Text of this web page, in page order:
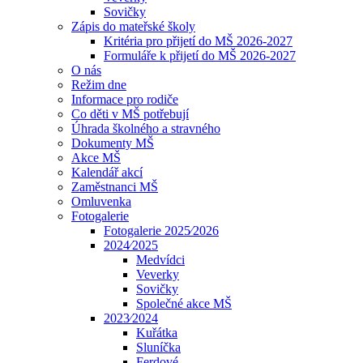
Sovičky
Zápis do mateřské školy
Kritéria pro přijetí do MŠ 2026-2027
Formuláře k přijetí do MŠ 2026-2027
O nás
Režim dne
Informace pro rodiče
Co děti v MŠ potřebují
Úhrada školného a stravného
Dokumenty MŠ
Akce MŠ
Kalendář akcí
Zaměstnanci MŠ
Omluvenka
Fotogalerie
Fotogalerie 2025⁄2026
2024⁄2025
Medvídci
Veverky
Sovičky
Společné akce MŠ
2023⁄2024
Kuřátka
Sluníčka